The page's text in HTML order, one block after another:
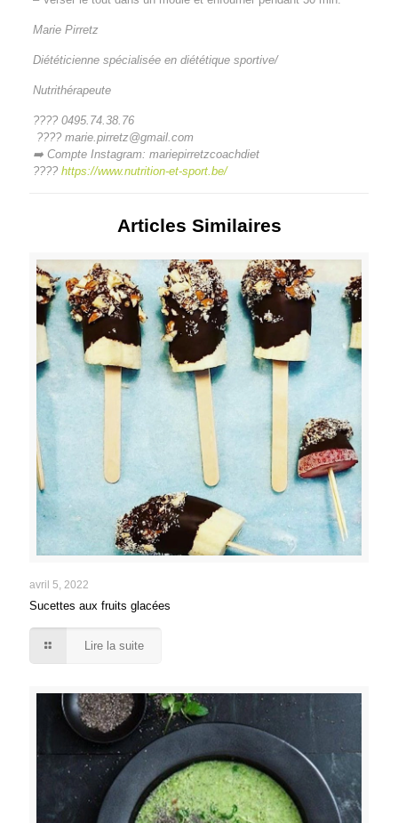
Marie Pirretz
Diététicienne spécialisée en diététique sportive/
Nutrithérapeute
????0495.74.38.76
????marie.pirretz@gmail.com
➡Compte Instagram: mariepirretzcoachdiet
???? https://www.nutrition-et-sport.be/
Articles Similaires
avril 5, 2022
Sucettes aux fruits glacées
Lire la suite